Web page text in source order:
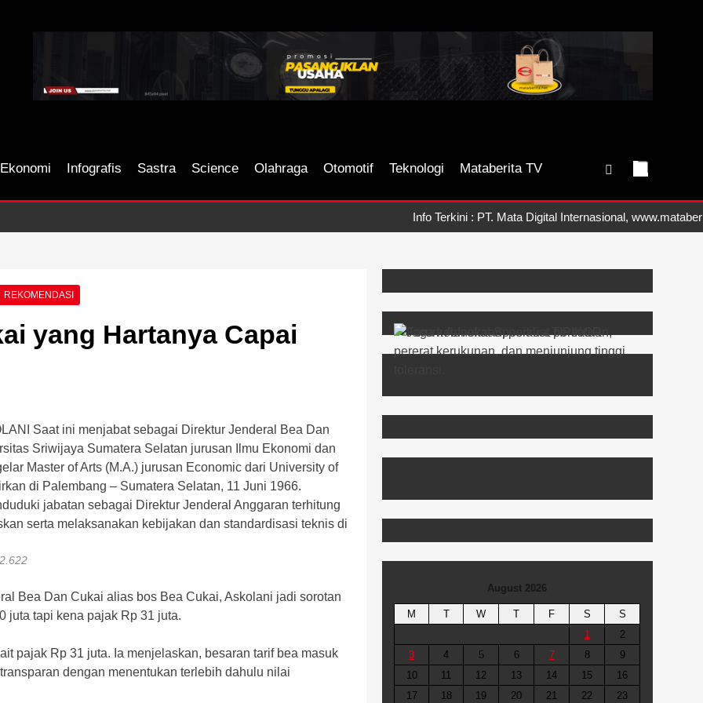
Ekonomi Infografis Sastra Science Olahraga Otomotif Teknologi Mataberita TV
Info Terkini : PT. Mata Digital Internasional,
REKOMENDASI
yang Hartanya Capai
Bea Dan Cukai alias bos Bea Cukai, Askolani jadi sorotan
juta tapi kena pajak Rp 31 juta.
pajak Rp 31 juta. Ia menjelaskan, besaran tarif bea masuk
dengan menentukan terlebih dahulu nilai
August 2026
M T W T F S
S
1
2
3
4 5 6 7 8
9
10
11 12 13 14 15
16
17
18 19 20 21 22
23